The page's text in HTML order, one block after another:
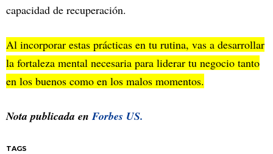
capacidad de recuperación.
Al incorporar estas prácticas en tu rutina, vas a desarrollar
la fortaleza mental necesaria para liderar tu negocio tanto
en los buenos como en los malos momentos.
Nota publicada en Forbes US.
TAGS